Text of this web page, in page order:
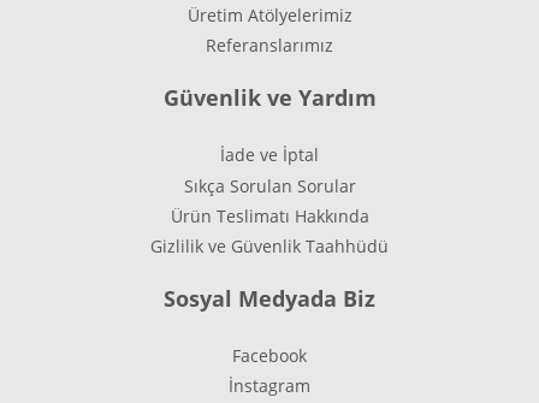
Üretim Atölyelerimiz
Referanslarımız
Güvenlik ve Yardım
İade ve İptal
Sıkça Sorulan Sorular
Ürün Teslimatı Hakkında
Gizlilik ve Güvenlik Taahhüdü
Sosyal Medyada Biz
Facebook
İnstagram